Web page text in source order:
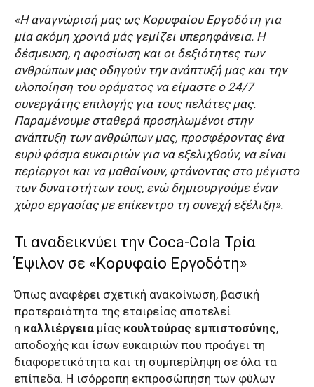
«Η αναγνώρισή μας ως Κορυφαίου Εργοδότη για
μία ακόμη χρονιά μάς γεμίζει υπερηφάνεια. H
δέσμευση, η αφοσίωση και οι δεξιότητες των
ανθρώπων μας οδηγούν την ανάπτυξή μας και την
υλοποίηση του οράματος να είμαστε ο 24/7
συνεργάτης επιλογής για τους πελάτες μας.
Παραμένουμε σταθερά προσηλωμένοι στην
ανάπτυξη των ανθρώπων μας, προσφέροντας ένα
ευρύ φάσμα ευκαιριών για να εξελιχθούν, να είναι
περίεργοι και να μαθαίνουν, φτάνοντας στο μέγιστο
των δυνατοτήτων τους, ενώ δημιουργούμε έναν
χώρο εργασίας με επίκεντρο τη συνεχή εξέλιξη».
Τι αναδεικνύει την Coca-Cola Τρία
Έψιλον σε «Κορυφαίο Εργοδότη»
Όπως αναφέρει σχετική ανακοίνωση, βασική
προτεραιότητα της εταιρείας αποτελεί
η καλλιέργεια μίας κουλτούρας εμπιστοσύνης,
αποδοχής και ίσων ευκαιριών που προάγει τη
διαφορετικότητα και τη συμπερίληψη σε όλα τα
επίπεδα. Η ισόρροπη εκπροσώπηση των φύλων